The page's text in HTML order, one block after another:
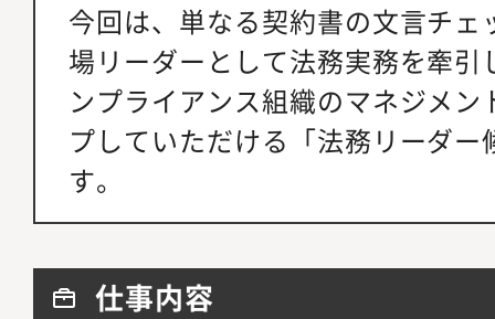
今回は、単なる契約書の文言チ
場リーダーとして法務実務を牽
ンプライアンス組織のマネジメ
プしていただける「法務リーダ
す。
仕事内容